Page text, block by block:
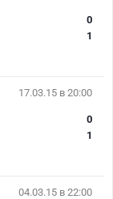
0
1
17.03.15 в 20:00
0
1
04.03.15 в 22:00